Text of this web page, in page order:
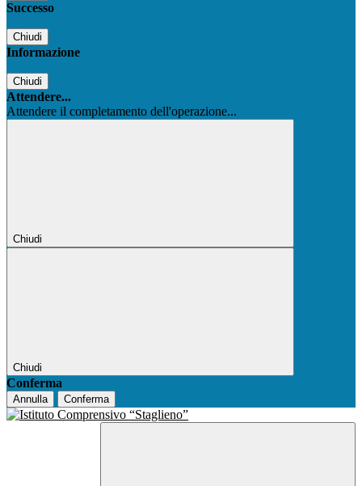
Successo
Chiudi
Informazione
Chiudi
Attendere...
Attendere il completamento dell'operazione...
Chiudi
Chiudi
Conferma
Annulla Conferma